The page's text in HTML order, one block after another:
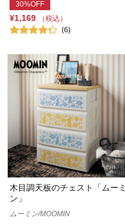
30%OFF
¥1,169
（税込）
(6)
木目調天板のチェスト「ムーミ
ン」
ムーミン/MOOMIN